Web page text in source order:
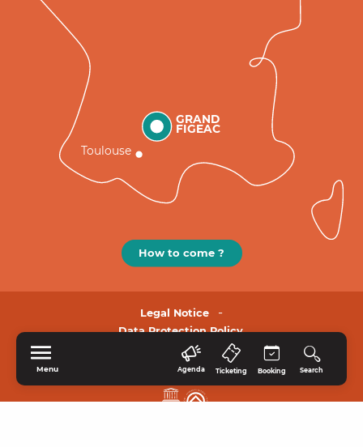
Menu Agenda Ticketing Booking Search
GRAND
FIGEAC
Toulouse
How to come ?
Legal Notice
Data Protection Policy.